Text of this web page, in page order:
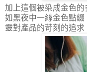
加上這個被染成金色
如黑夜中一絲金色點
靈對產品的苛刻的追求